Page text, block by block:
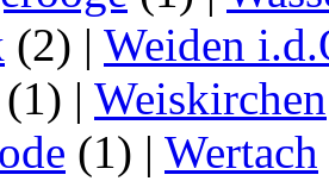
(2) | Weiden
(1) | Weiskirchen
(1) | Wertach